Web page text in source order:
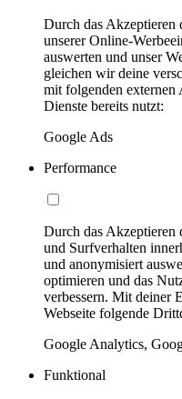
Durch das Akzeptieren
unserer Online-
auswerten und unser
gleichen wir deine
mit folgenden externen
Dienste bereits nutzt:
Google Ads
Performance
Durch das
und Surfverhalten
und anonymisiert
optimieren und das
verbessern. Mit deiner
Webseite folgende
Google Analytics,
Funktional